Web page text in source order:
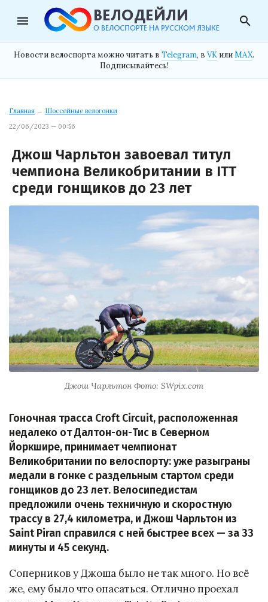
menu search
Новости велоспорта можно читать в Telegram, в VK илиMAX.
Подписывайтесь!
Главная → Шоссейные велогонки
22/06/2023 — 00:56
Джош Чарльтон завоевал титул
чемпиона Великобритании в ITT
среди гонщиков до 23 лет
Джош Чарльтон Фото: SWpix.com
Гоночная трасса Croft Circuit, расположенная
недалеко от Далтон-он-Тис в Северном
Йоркшире, принимает чемпионат
Великобритании по велоспорту: уже разыграны
медали в гонке с раздельным стартом среди
гонщиков до 23 лет. Велосипедистам
предложили очень техничную и скоростную
трассу в 27,4 километра, и Джош Чарльтон из
Saint Piran справился с ней быстрее всех — за 33
минуты и 45 секунд.
Соперников у Джоша было не так много. Но всё
же, ему было что опасаться. Отлично проехал